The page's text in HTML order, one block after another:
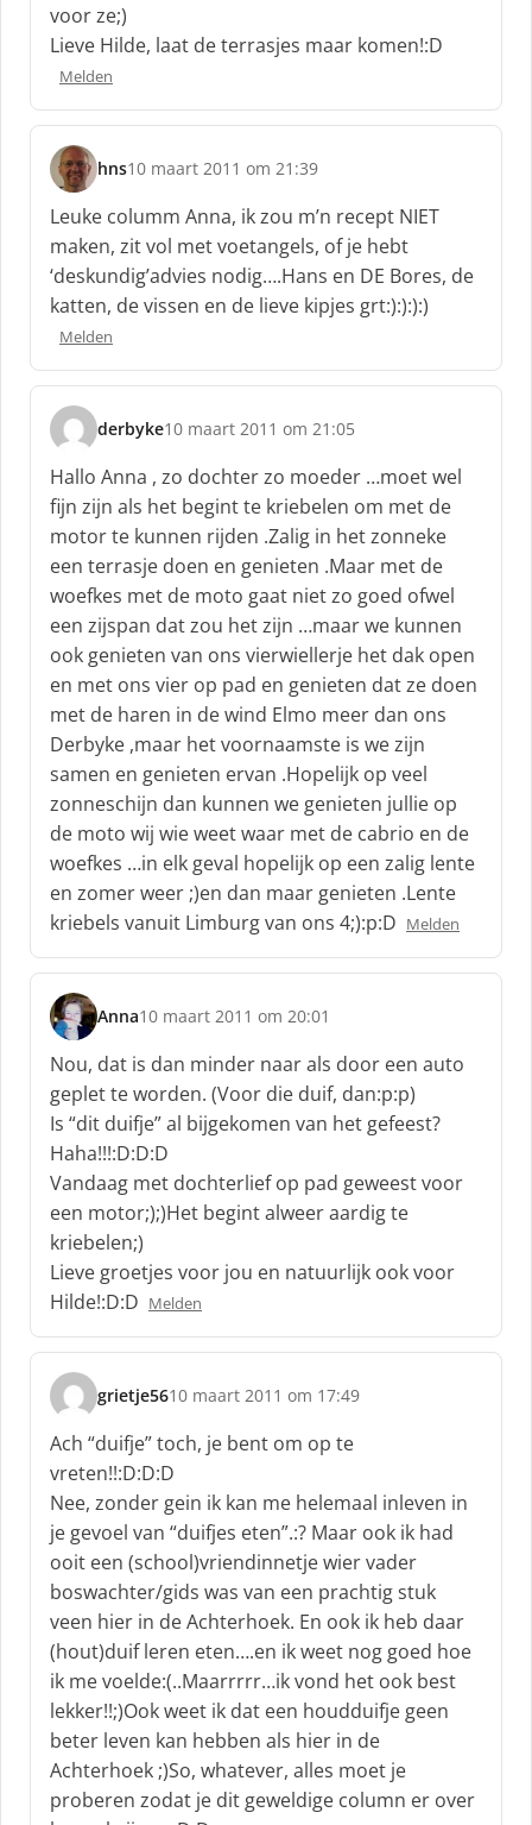
voor ze;)
Lieve Hilde, laat de terrasjes maar komen!:D
Melden
hns
s
c
h
r
e
e
10 maart 2011 om 21:39
Leuke columm Anna, ik zou m’n recept NIET
maken, zit vol met voetangels, of je hebt
‘deskundig’advies nodig….Hans en DE Bores, de
katten, de vissen en de lieve kipjes grt:):):):)
Melden
derbyke
s
c
h
r
e
e
f
10 maart 2011 om 21:05
Hallo Anna , zo dochter zo moeder …moet wel
fijn zijn als het begint te kriebelen om met de
motor te kunnen rijden .Zalig in het zonneke
een terrasje doen en genieten .Maar met de
woefkes met de moto gaat niet zo goed ofwel
een zijspan dat zou het zijn …maar we kunnen
ook genieten van ons vierwiellerje het dak open
en met ons vier op pad en genieten dat ze doen
met de haren in de wind Elmo meer dan ons
Derbyke ,maar het voornaamste is we zijn
samen en genieten ervan .Hopelijk op veel
zonneschijn dan kunnen we genieten jullie op
de moto wij wie weet waar met de cabrio en de
woefkes …in elk geval hopelijk op een zalig lente
en zomer weer ;)en dan maar genieten .Lente
kriebels vanuit Limburg van ons 4;):p:D Melden
Anna
s
c
h
r
e
e
f
10 maart 2011 om 20:01
Nou, dat is dan minder naar als door een auto
geplet te worden. (Voor die duif, dan:p:p)
Is “dit duifje” al bijgekomen van het gefeest?
Haha!!!:D:D:D
Vandaag met dochterlief op pad geweest voor
een motor;);)Het begint alweer aardig te
kriebelen;)
Lieve groetjes voor jou en natuurlijk ook voor
Hilde!:D:D Melden
grietje56
s
c
h
r
e
e
f
:
10 maart 2011 om 17:49
Ach “duifje” toch, je bent om op te
vreten!!:D:D:D
Nee, zonder gein ik kan me helemaal inleven in
je gevoel van “duifjes eten”.:? Maar ook ik had
ooit een (school)vriendinnetje wier vader
boswachter/gids was van een prachtig stuk
veen hier in de Achterhoek. En ook ik heb daar
(hout)duif leren eten….en ik weet nog goed hoe
ik me voelde:(..Maarrrrr…ik vond het ook best
lekker!!;)Ook weet ik dat een houdduifje geen
beter leven kan hebben als hier in de
Achterhoek ;)So, whatever, alles moet je
proberen zodat je dit geweldige column er over